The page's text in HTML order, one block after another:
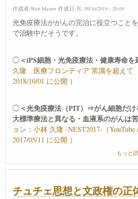
作成者:Web Master 作成日:月, 09/16/2019 - 20:09
光免疫療法ががんの完治に役立つこと
で治験中だそうです。
◯＜iPS細胞・光免疫療法・健康寿命を
久隆 医療フロンティア 常識を超えて
2018/10/01 に公開 ）
◯＜光免疫療法（PIT）⇒がん細胞だ
大標準療法と異なる・血液系のがんは
ョン：小林 久隆 -NEST2017-（YouTube
2017/05/11 に公開 ）
光免疫
もっと
チュチェ思想と文政権の正